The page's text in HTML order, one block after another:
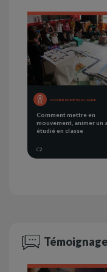
DOSSIER PRIMÉ PRIX LAMAP
Comment mettre en
mouvement, animer un
étudié en classe
C2